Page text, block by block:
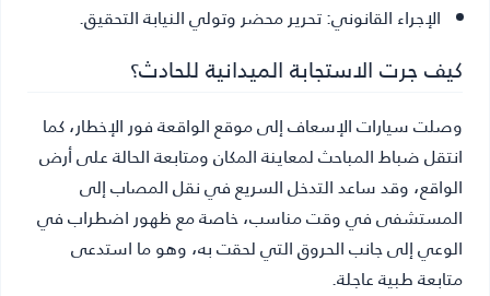
الإجراء القانوني:تحرير محضر وتولي النيابة التحقيق.
كيف جرت الاستجابة الميدانية للحادث؟
وصلت سيارات الإسعاف إلى موقع الواقعة فور الإخطار، كما
انتقل ضباط المباحث لمعاينة المكان ومتابعة الحالة على أرض
الواقع، وقد ساعد التدخل السريع في نقل المصاب إلى
المستشفى في وقت مناسب، خاصة مع ظهور اضطراب في
الوعي إلى جانب الحروق التي لحقت به، وهو ما استدعى
متابعة طبية عاجلة.